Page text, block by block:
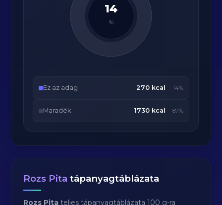
14
%
Ez az adag 270 kcal 14%
Maradék 1730 kcal 87%
Rozs Pita tápanyagtáblázata
Rozs Pita teljes tápanyagtáblázata 100 g-ra